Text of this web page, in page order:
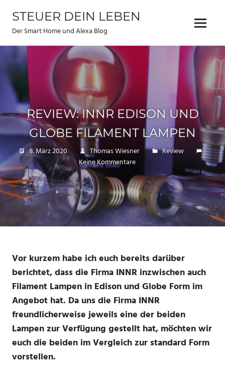
Inhalt
springen
STEUER DEIN LEBEN
Der Smart Home und Alexa Blog Menu
REVIEW: INNR EDISON UND
GLOBE FILAMENT LAMPEN
8. März 2020 Thomas Wiesner
Review
Keine Kommentare
Vor kurzem habe ich euch bereits darüber
berichtet, dass die Firma INNR inzwischen auch
Filament Lampen in Edison und Globe Form im
Angebot hat. Da uns die Firma INNR
freundlicherweise jeweils eine der beiden
Lampen zur Verfügung gestellt hat, möchten wir
euch die beiden im Vergleich zur standard Form
vorstellen.